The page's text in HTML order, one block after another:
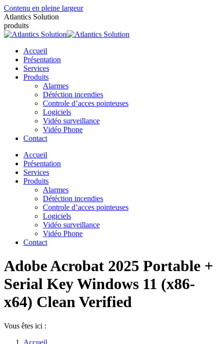
Contenu en pleine largeur
Atlantics Solution
produits
Accueil
Présentation
Services
Produits
Alarmes
Détéction incendies
Controle d’acces pointeuses
Logiciels
Vidéo surveillance
Vidéo Phone
Contact
Accueil
Présentation
Services
Produits
Alarmes
Détéction incendies
Controle d’acces pointeuses
Logiciels
Vidéo surveillance
Vidéo Phone
Contact
Adobe Acrobat 2025 Portable +
Serial Key Windows 11 (x86-
x64) Clean Verified
Vous êtes ici :
Accueil